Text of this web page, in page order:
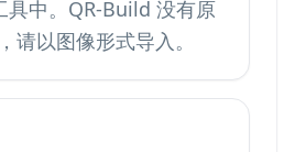
具中。QR-Build 没有原
请以图像形式导入。